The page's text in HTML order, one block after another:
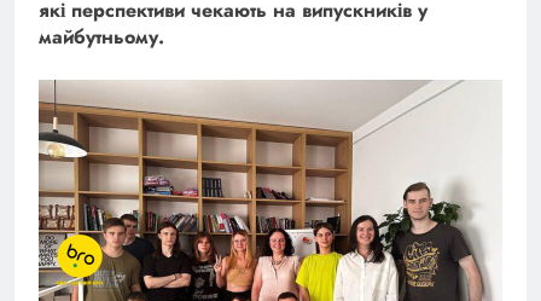
які перспективи чекають на випускників у
майбутньому.